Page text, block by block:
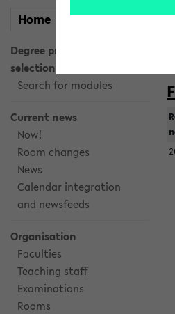
Home myeKVV
Degree programme
selection
Search for modules
Current news
Now!
Room changes
News
Calendar integration
and newsfeeds
Organisation
Faculties
Teaching staff
Examinations
Rooms